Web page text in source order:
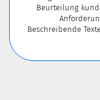
Beurteilung
Beschreibende